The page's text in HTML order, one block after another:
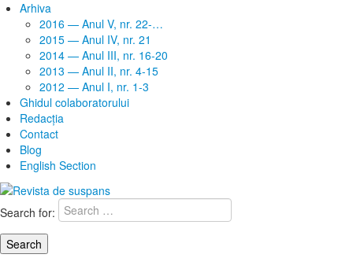
Arhiva
2016 — Anul V, nr. 22-…
2015 — Anul IV, nr. 21
2014 — Anul III, nr. 16-20
2013 — Anul II, nr. 4-15
2012 — Anul I, nr. 1-3
Ghidul colaboratorului
Redacţia
Contact
Blog
English Section
Search for: